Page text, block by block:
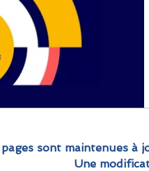
pages sont maintenues à
Une